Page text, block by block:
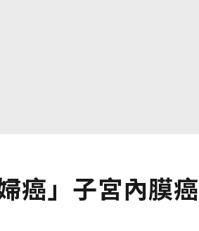
癌」子宮內膜